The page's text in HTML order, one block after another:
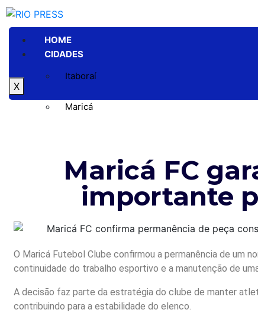
HOME
CIDADES
Itaboraí
Maricá
Rio de Janeiro
POLÍTICA
POLÍCIA
X
Maricá FC
importante
O Maricá Futebol Clube confirmou a permanência de um
continuidade do trabalho esportivo e a manutenção de
A decisão faz parte da estratégia do clube de manter
contribuindo para a estabilidade do elenco.